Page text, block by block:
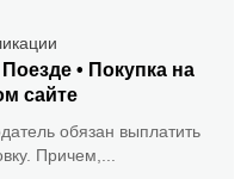
• Покупка на
сайте
обязан выплатить
Причем,...